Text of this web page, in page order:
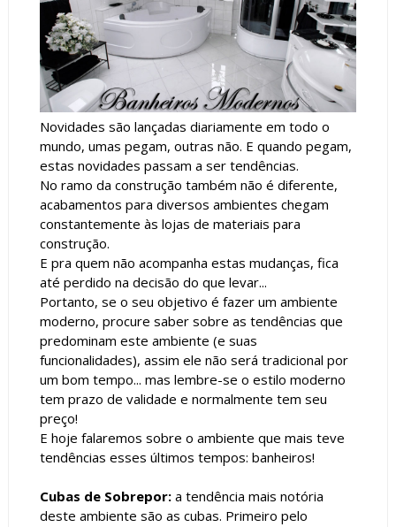
Novidades são lançadas diariamente em todo o
mundo, umas pegam, outras não. E quando pegam,
estas novidades passam a ser tendências.
No ramo da construção também não é diferente,
acabamentos para diversos ambientes chegam
constantemente às lojas de materiais para
construção.
E pra quem não acompanha estas mudanças, fica
até perdido na decisão do que levar...
Portanto, se o seu objetivo é fazer um ambiente
moderno, procure saber sobre as tendências que
predominam este ambiente (e suas
funcionalidades), assim ele não será tradicional por
um bom tempo... mas lembre-se o estilo moderno
tem prazo de validade e normalmente tem seu
preço!
E hoje falaremos sobre o ambiente que mais teve
tendências esses últimos tempos: banheiros!
Cubas de Sobrepor:a tendência mais notória
deste ambiente são as cubas. Primeiro pelo